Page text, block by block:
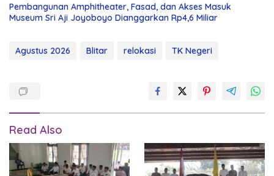
Pembangunan Amphitheater, Fasad, dan Akses Masuk
Museum Sri Aji Joyoboyo Dianggarkan Rp4,6 Miliar
Agustus 2026 Blitar relokasi TK Negeri
Read Also